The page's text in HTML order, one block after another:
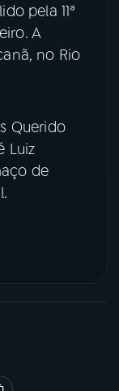
pela 11ª
A
no Rio
Querido
Luiz
de